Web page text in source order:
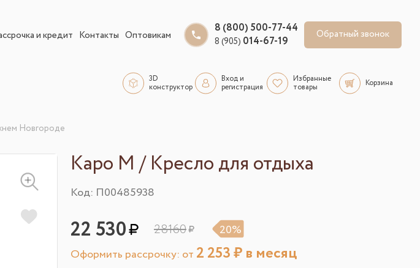
и кредит Контакты Оптовикам
8 (800) 500-77-44
8 (905) 014-67-19 Обратный звонок
3D
конструктор
Вход и
регистрация
Избранные
товары
Корзина
Новгороде
Каро М / Кресло для отдыха
Код: П00485938
22 530 28160
20%
Оформить рассрочку: от 2 253₽ в месяц